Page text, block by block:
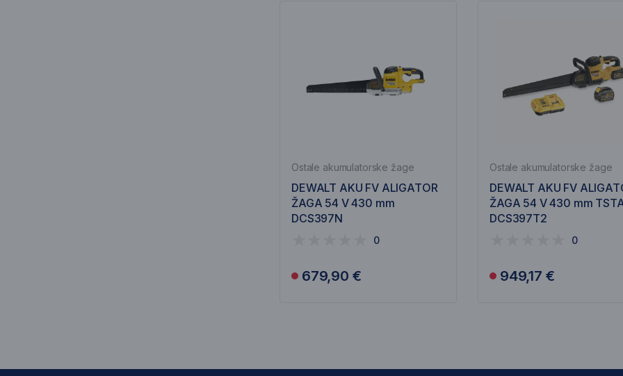
Ostale akumulatorske žage
DEWALT AKU FV ALIGATOR
ŽAGA 54 V 430 mm
DCS397N
0
679,90 €
Ostale akumulatorske žage
DEWALT AKU FV
ŽAGA 54 V 430 mm
DCS397T2
0
949,17 €